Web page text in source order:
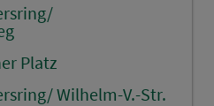
Platz
Wilhelm-V.-Str.